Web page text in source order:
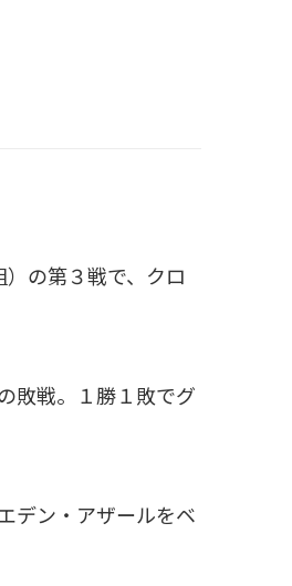
の第３戦で、クロ
敗戦。１勝１敗でグ
デン・アザールをベ